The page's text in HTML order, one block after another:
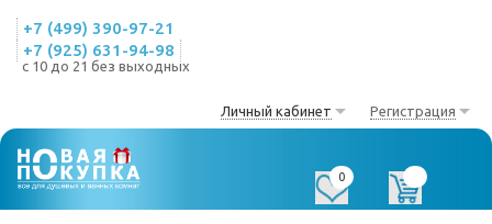
+7 (499) 390-97-21
+7 (925) 631-94-98
с 10 до 21 без выходных
Личный кабинет Регистрация
0